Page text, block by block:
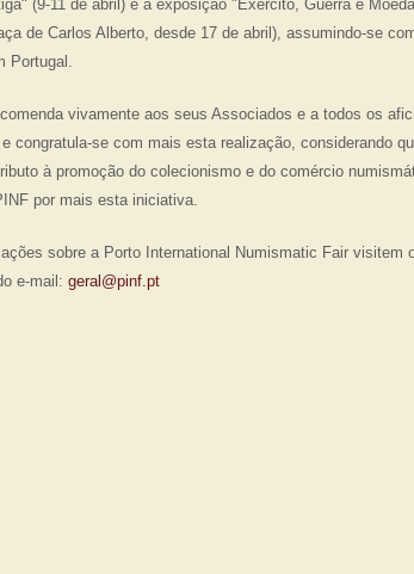
(9-11 de abril) e a exposição "Exército, Guerra e
de Carlos Alberto, desde 17 de abril), assumindo-se
Portugal.
vivamente aos seus Associados e a todos os
congratula-se com mais esta realização, considerando
à promoção do colecionismo e do comércio
por mais esta iniciativa.
sobre a Porto International Numismatic Fair visitem
e-mail: geral@pinf.pt